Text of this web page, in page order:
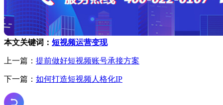
本文关键词： 短视频运营变现
上一篇： 提前做好短视频账号承接方案
下一篇： 如何打造短视频人格化IP